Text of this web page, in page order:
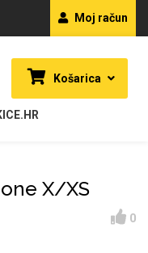
Moj račun
Košarica
X/XS
0